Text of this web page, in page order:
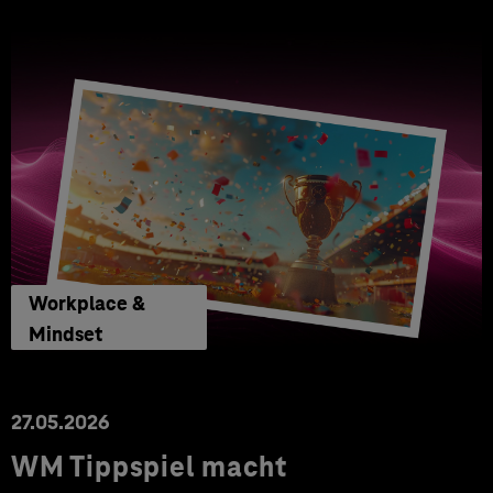
Workplace &
Mindset
27.05.2026
WM Tippspiel macht